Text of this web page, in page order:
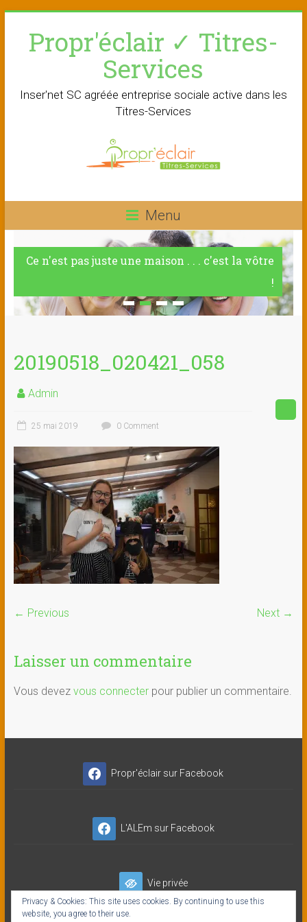
contentPropr'éclair ✓ Titres-
Services
Inser'net SC agréée entreprise sociale active dans les
Titres-Services
Menu
Ce n'est pas juste une maison . . . c'est la vôtre
!
20190518_020421_058
Admin
25 mai 2019 0 Comment
← Previous Next →
Laisser un commentaire
Vous devez vous connecterpour publier un commentaire.
Propr'éclair sur Facebook
L'ALEm sur Facebook
Vie privée
Privacy & Cookies: This site uses cookies. By continuing to use this
website, you agree to their use.